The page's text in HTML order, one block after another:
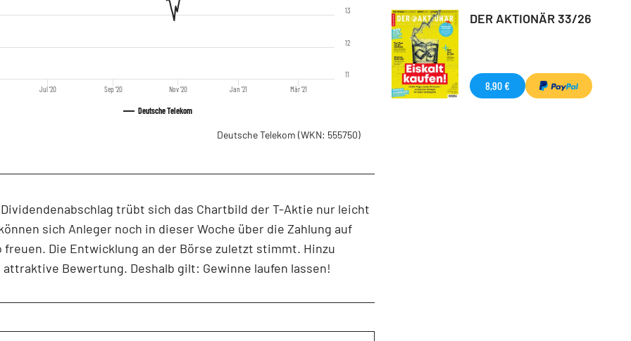
Deutsche Telekom
Jul '20 Sep '20 Nov '20 Jan '21 Mär '21
11
12
13
Deutsche Telekom (WKN: 555750)
trübt sich das Chartbild der T-Aktie nur leicht
sich Anleger noch in dieser Woche über die Zahlung auf
freuen. Die Entwicklung an der Börse zuletzt stimmt. Hinzu
Bewertung. Deshalb gilt: Gewinne laufen lassen!
DER AKTIONÄR 33/26
8,90 €